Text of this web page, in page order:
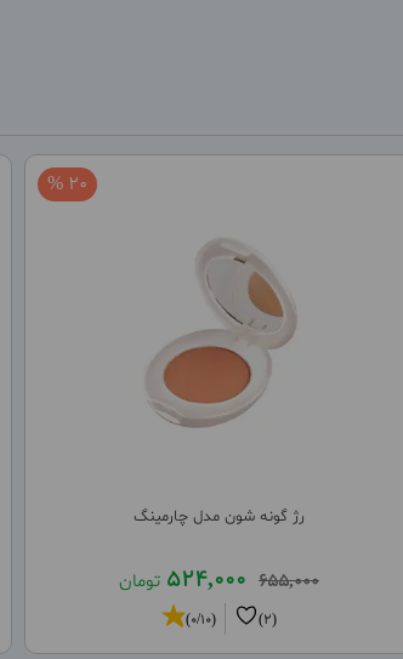
رژ گونه شون مدل چارمینگ
655,000
524,000 تومان
20 %
(2)
(0/10)